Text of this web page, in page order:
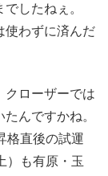
したねぇ。
使わずに済んだ
クローザーでは
んですかね。
格直後の試運
）も有原・玉